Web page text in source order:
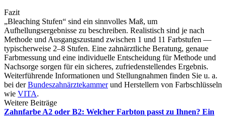
Fazit
„Bleaching Stufen“ sind ein sinnvolles Maß, um
Aufhellungsergebnisse zu beschreiben. Realistisch sind je nach
Methode und Ausgangszustand zwischen 1 und 11 Farbstufen —
typischerweise 2–8 Stufen. Eine zahnärztliche Beratung, genaue
Farbmessung und eine individuelle Entscheidung für Methode und
Nachsorge sorgen für ein sicheres, zufriedenstellendes Ergebnis.
Weiterführende Informationen und Stellungnahmen finden Sie u. a.
bei derBundeszahnärztekammerund Herstellern von Farbschlüsseln
wie VITA.
Weitere Beiträge
Zahnfarbe A2 oder B2: Welcher Farbton passt zu Ihnen? Ein